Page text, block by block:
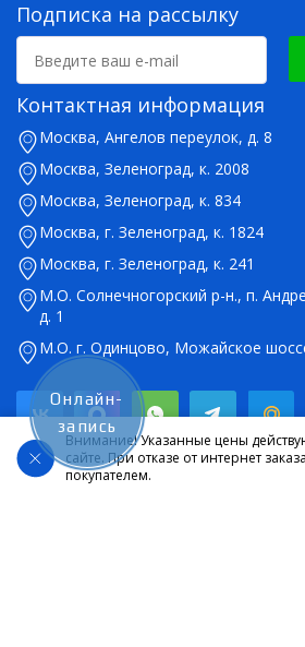
Внимание! Указанные цены
сайте. При отказе от интернет
покупателем.
Подписка на рассылку
Контактная информация
Москва, Ангелов переулок, д. 8
Москва, Зеленоград, к. 2008
Москва, Зеленоград, к. 834
Москва, г. Зеленоград, к. 1824
Москва, г. Зеленоград, к. 241
М.О. Солнечногорский р-н., п.
д. 1
М.О. г. Одинцово, Можайское
Онлайн-
запись